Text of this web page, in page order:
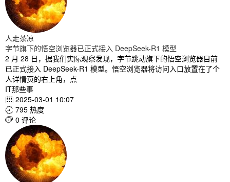
人走茶凉
字节旗下的悟空浏览器已正式接入 DeepSeek-R1 模型
2 月 28 日，据我们实际观察发现，字节跳动旗下的悟空浏览器目前
已正式接入 DeepSeek-R1 模型。悟空浏览器将访问入口放置在了个
人详情页的右上角，点
IT那些事
 2025-03-01 10:07
 795 热度
 0 评论